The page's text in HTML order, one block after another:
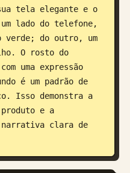
tela elegante e o
lado do telefone,
verde; do outro, um
O rosto do
uma expressão
é um padrão de
Isso demonstra a
e a
narrativa clara de